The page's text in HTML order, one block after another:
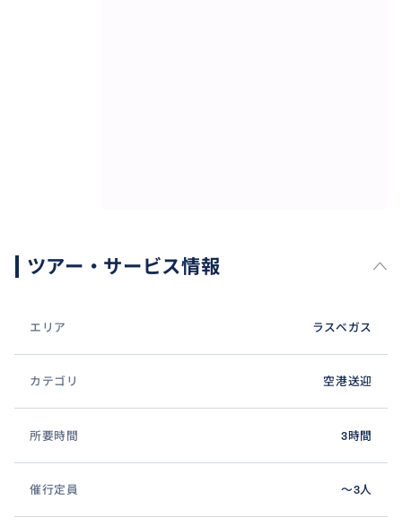
ツアー・サービス情報
エリア ラスベガス
カテゴリ 空港送迎
所要時間 3時間
催行定員 〜3人